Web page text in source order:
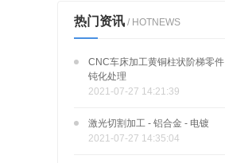
热门资讯 / HOTNEWS
CNC车床加工黄铜柱状阶梯零件
钝化处理
2021-07-27 14:21:39
激光切割加工 - 铝合金 - 电镀
2021-07-27 14:35:04